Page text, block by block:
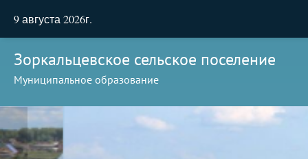
9 августа 2026г.
Зоркальцевское сельское поселение
Муниципальное образование